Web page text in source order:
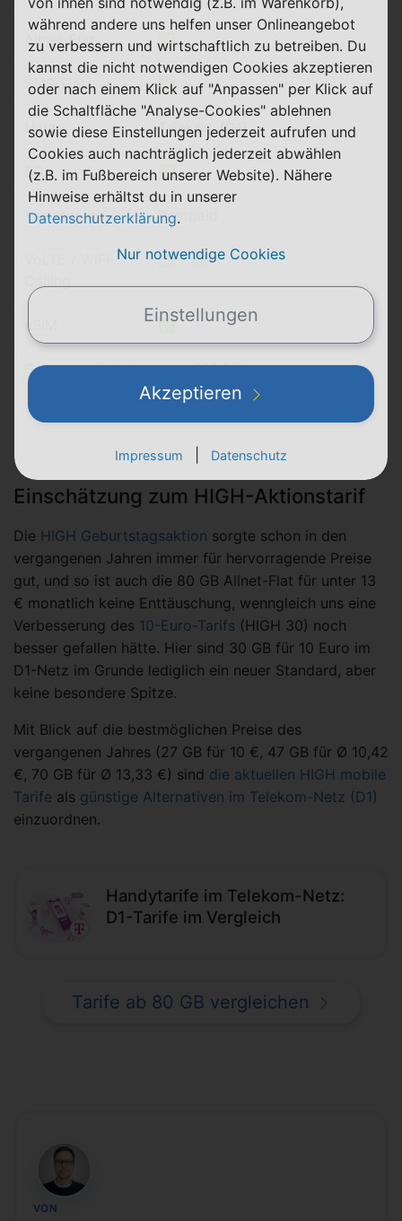
Allnet-Flat ✅
SMS-Flat ✅
Netz Telekom (D1)
5G ✅
Vertragsart Postpaid
✅ / ✅
eSIM ✅
Geschwindigkeit
max. 100 Mbit/s
(kostenpflichtige Option)
Einschätzung zum HIGH-Aktionstarif
Die HIGH Geburtstagsaktion sorgte schon in den
vergangenen Jahren immer für hervorragende Preise
gut, und so ist auch die 80 GB Allnet-Flat für unter 13
€ monatlich keine Enttäuschung, wenngleich uns eine
Verbesserung des 10-Euro-Tarifs (HIGH 30) noch
besser gefallen hätte. Hier sind 30 GB für 10 Euro im
D1-Netz im Grunde lediglich ein neuer Standard, aber
keine besondere Spitze.
Mit Blick auf die bestmöglichen Preise des
vergangenen Jahres (27 GB für 10 €, 47 GB für Ø 10,42
€, 70 GB für Ø 13,33 €) sind die aktuellen HIGH mobile
Tarife als günstige Alternativen im Telekom-Netz (D1)
einzuordnen.
Handytarife im Telekom-Netz:
D1-Tarife im Vergleich
Tarife ab 80 GB vergleichen
DH
VON
während andere uns helfen unser Onlineangebot
zu verbessern und wirtschaftlich zu betreiben. Du
kannst die nicht notwendigen Cookies akzeptieren
oder nach einem Klick auf "Anpassen" per Klick auf
die Schaltfläche "Analyse-Cookies" ablehnen
sowie diese Einstellungen jederzeit aufrufen und
Cookies auch nachträglich jederzeit abwählen
(z.B. im Fußbereich unserer Website). Nähere
Hinweise erhältst du in unserer
Datenschutzerklärung.
Nur notwendige Cookies
Einstellungen
Akzeptieren
Impressum Datenschutz